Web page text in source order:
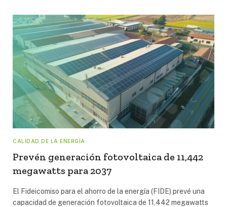
CALIDAD DE LA ENERGÍA
Prevén generación fotovoltaica de 11,442
megawatts para 2037
El Fideicomiso para el ahorro de la energía (FIDE) prevé una
capacidad de generación fotovoltaica de 11,442 megawatts